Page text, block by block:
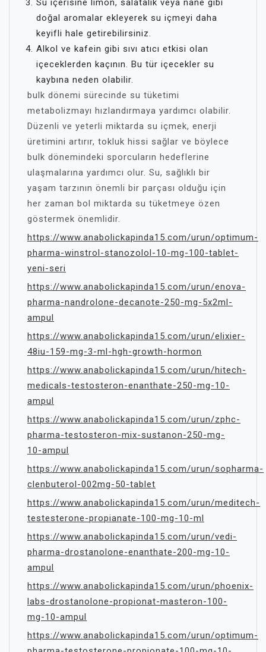
Su içerisine limon, salatalık veya nane gibi
doğal aromalar ekleyerek su içmeyi daha
keyifli hale getirebilirsiniz.
Alkol ve kafein gibi sıvı atıcı etkisi olan
içeceklerden kaçının. Bu tür içecekler su
kaybına neden olabilir.
bulk dönemi sürecinde su tüketimi
metabolizmayı hızlandırmaya yardımcı olabilir.
Düzenli ve yeterli miktarda su içmek, enerji
üretimini artırır, tokluk hissi sağlar ve böylece
bulk dönemindeki sporcuların hedeflerine
ulaşmalarına yardımcı olur. Su, sağlıklı bir
yaşam tarzının önemli bir parçası olduğu için
her zaman bol miktarda su tüketmeye özen
göstermek önemlidir.
https://www.anabolickapinda15.com/urun/optimum-
pharma-winstrol-stanozolol-10-mg-100-tablet-
yeni-seri
https://www.anabolickapinda15.com/urun/enova-
pharma-nandrolone-decanote-250-mg-5x2ml-
ampul
https://www.anabolickapinda15.com/urun/elixier-
48iu-159-mg-3-ml-hgh-growth-hormon
https://www.anabolickapinda15.com/urun/hitech-
medicals-testosteron-enanthate-250-mg-10-
ampul
https://www.anabolickapinda15.com/urun/zphc-
pharma-testosteron-mix-sustanon-250-mg-
10-ampul
https://www.anabolickapinda15.com/urun/sopharma-
clenbuterol-002mg-50-tablet
https://www.anabolickapinda15.com/urun/meditech-
testesterone-propianate-100-mg-10-ml
https://www.anabolickapinda15.com/urun/vedi-
pharma-drostanolone-enanthate-200-mg-10-
ampul
https://www.anabolickapinda15.com/urun/phoenix-
labs-drostanolone-propionat-masteron-100-
mg-10-ampul
https://www.anabolickapinda15.com/urun/optimum-